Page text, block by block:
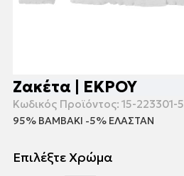
Ζακέτα | ΕΚΡΟΥ
Κωδικός Προϊόντος: 15-223301-5
95% ΒΑΜΒΑΚΙ -5% ΕΛΑΣΤΑΝ
Επιλέξτε Χρώμα